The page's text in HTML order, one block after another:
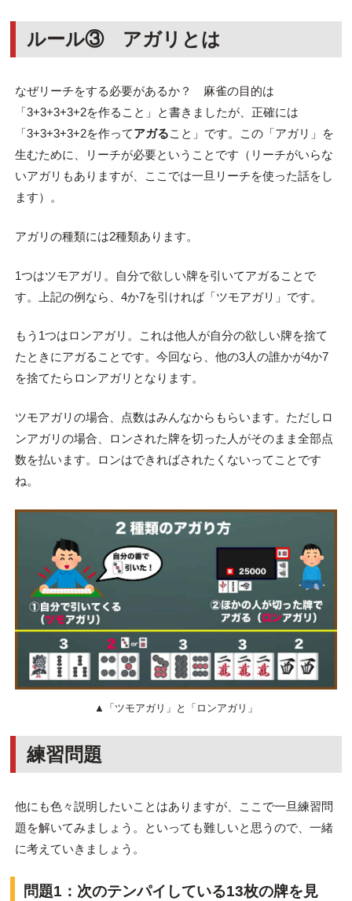
ルール③ アガリとは
なぜリーチをする必要があるか？ 麻雀の目的は
「3+3+3+3+2を作ること」と書きましたが、正確には
「3+3+3+3+2を作ってアガること」です。この「アガリ」を
生むために、リーチが必要ということです（リーチがいらな
いアガリもありますが、ここでは一旦リーチを使った話をし
ます）。
アガリの種類には2種類あります。
1つはツモアガリ。自分で欲しい牌を引いてアガることで
す。上記の例なら、4か7を引ければ「ツモアガリ」です。
もう1つはロンアガリ。これは他人が自分の欲しい牌を捨て
たときにアガることです。今回なら、他の3人の誰かが4か7
を捨てたらロンアガリとなります。
ツモアガリの場合、点数はみんなからもらいます。ただしロ
ンアガリの場合、ロンされた牌を切った人がそのまま全部点
数を払います。ロンはできればされたくないってことです
ね。
▲「ツモアガリ」と「ロンアガリ」
練習問題
他にも色々説明したいことはありますが、ここで一旦練習問
題を解いてみましょう。といっても難しいと思うので、一緒
に考えていきましょう。
問題1：次のテンパイしている13枚の牌を見